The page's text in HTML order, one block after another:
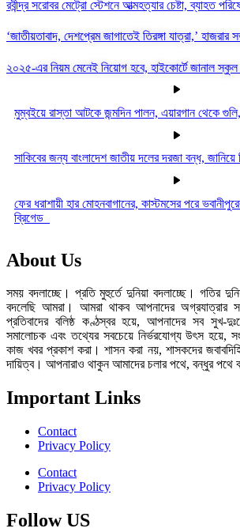
রবীন্দ্র সরোবর মেট্রো স্টেশনে আত্মহত্যার চেষ্টা, ব্যাহত
‘জাতীয়তাবাদ, দেশপ্রেম জাগাতেই তিরঙ্গা যাত্রা,’ হাজরার
২০২৫-এর নিয়ম
মুম্বইয়ে রাস্তা আটকে জন্মদিন পালন, এয়ারগান থেকে গুলি,
সাকিবের জন্য বাংলাদেশ জাতীয় দলের দরজা বন্ধ, জানিয়ে
ফের ধরাশায়ী হার মোহনবাগানের, কাস্টমসের পরে
ব্রিগেড
About Us
সময় বদলাচ্ছে। প্রতি মুহুর্তে দুনিয়া বদলাচ্ছে। গতির
বদলেছি আমরা। আমরা থাকব আপনাদের অগ্রযাত্রার
প্রতিবাদের বলিষ্ঠ কণ্ঠস্বর হয়ে, আপনাদের সব সুখ-
সমালোচক এবং তথ্যের সবচেয়ে নির্ভরযোগ্য উ‍ৎস হয়ে,
কাজ খবর প্রকাশ করা। শাসন করা নয়, শাসকদের
দায়িত্ব। আপনারাও থাকুন আমাদের চলার পথে, বন্ধুর পথে
Important Links
Contact
Privacy Policy
Contact
Privacy Policy
Follow US